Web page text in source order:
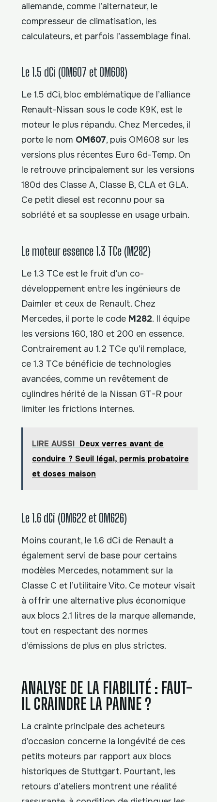
allemande, comme l’alternateur, le
compresseur de climatisation, les
calculateurs, et parfois l’assemblage final.
Le 1.5 dCi (OM607 et OM608)
Le 1.5 dCi, bloc emblématique de l’alliance
Renault-Nissan sous le code K9K, est le
moteur le plus répandu. Chez Mercedes, il
porte le nom OM607, puis OM608 sur les
versions plus récentes Euro 6d-Temp. On
le retrouve principalement sur les versions
180d des Classe A, Classe B, CLA et GLA.
Ce petit diesel est reconnu pour sa
sobriété et sa souplesse en usage urbain.
Le moteur essence 1.3 TCe (M282)
Le 1.3 TCe est le fruit d’un co-
développement entre les ingénieurs de
Daimler et ceux de Renault. Chez
Mercedes, il porte le code M282. Il équipe
les versions 160, 180 et 200 en essence.
Contrairement au 1.2 TCe qu’il remplace,
ce 1.3 TCe bénéficie de technologies
avancées, comme un revêtement de
cylindres hérité de la Nissan GT-R pour
limiter les frictions internes.
LIRE AUSSI Deux verres avant de
conduire ? Seuil légal, permis probatoire
et doses maison
Le 1.6 dCi (OM622 et OM626)
Moins courant, le 1.6 dCi de Renault a
également servi de base pour certains
modèles Mercedes, notamment sur la
Classe C et l’utilitaire Vito. Ce moteur visait
à offrir une alternative plus économique
aux blocs 2.1 litres de la marque allemande,
tout en respectant des normes
d’émissions de plus en plus strictes.
ANALYSE DE LA FIABILITÉ : FAUT-
IL CRAINDRE LA PANNE ?
La crainte principale des acheteurs
d’occasion concerne la longévité de ces
petits moteurs par rapport aux blocs
historiques de Stuttgart. Pourtant, les
retours d’ateliers montrent une réalité